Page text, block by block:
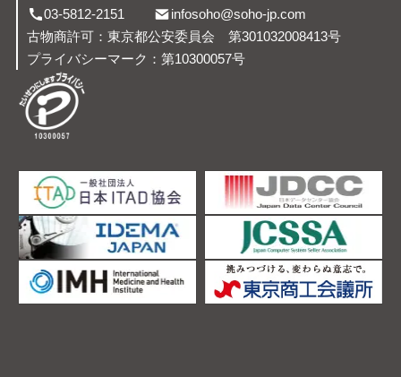
03-5812-2151
infosoho@soho-jp.com
古物商許可：東京都公安委員会 第301032008413号
プライバシーマーク：第10300057号